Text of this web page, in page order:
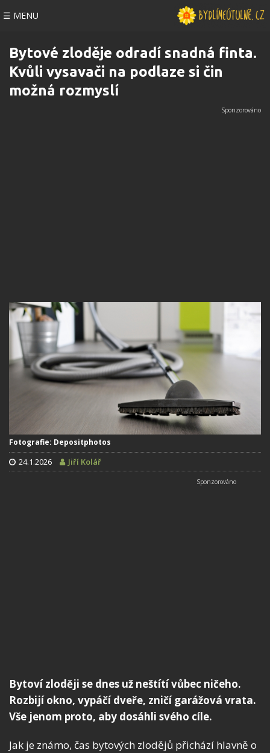
☰ MENU
Bytové zloděje odradí snadná finta.
Kvůli vysavači na podlaze si čin
možná rozmyslí
Fotografie: Depositphotos
24.1.2026 Jiří Kolář
Bytoví zloději se dnes už neštítí vůbec ničeho.
Rozbijí okno, vypáčí dveře, zničí garážová vrata.
Vše jenom proto, aby dosáhli svého cíle.
Jak je známo, čas bytových zlodějů přichází hlavně o